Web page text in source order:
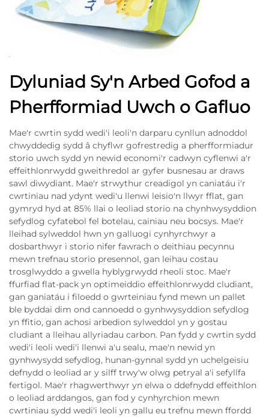
Dyluniad Sy'n Arbed Gofod a
Pherfformiad Uwch o Gafluo
Mae'r cwrtin sydd wedi'i leoli'n darparu cynllun adnoddol
chwyddedig sydd â chyflwr gofrestredig a pherfformiadur
storio uwch sydd yn newid economi'r cadwyn cyflenwi a'r
effeithlonrwydd gweithredol ar gyfer busnesau ar draws
sawl diwydiant. Mae'r strwythur creadigol yn caniatáu i'r
cwrtiniau nad ydynt wedi'u llenwi leisio'n llwyr fflat, gan
gymryd hyd at 85% llai o leoliad storio na chynhwysyddion
sefydlog cyfatebol fel botelau, cainiau neu bocsys. Mae'r
lleihad sylweddol hwn yn galluogi cynhyrchwyr a
dosbarthwyr i storio nifer fawrach o deithiau pecynnu
mewn trefnau storio presennol, gan leihau costau
trosglwyddo a gwella hyblygrwydd rheoli stoc. Mae'r
ffurfiad flat-pack yn optimeiddio effeithlonrwydd cludiant,
gan ganiatáu i filoedd o gwrteiniau fynd mewn un pallet
ble byddai dim ond cannoedd o gynhwysyddion sefydlog
yn ffitio, gan achosi arbedion sylweddol yn y gostau
cludiant a lleihau allyriadau carbon. Pan fydd y cwrtin sydd
wedi'i leoli wedi'i llenwi a'u sealu, mae'n newid yn
gynhwysydd sefydlog, hunan-gynnal sydd yn uchelgeisiu
defnydd o leoliad ar y silff trwy'w olwg petryal a'i sefyllfa
fertigol. Mae'r rhagwerthwyr yn elwa o ddefnydd effeithlon
o leoliad arddangos, gan fod y cynhyrchion mewn
cwrtiniau sydd wedi'i leoli yn gallu eu trefnu mewn ffordd